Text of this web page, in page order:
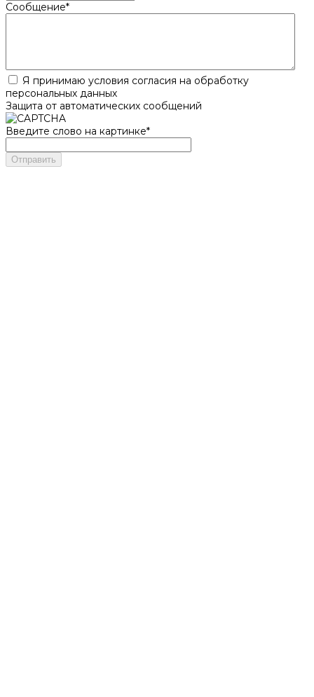
Сообщение*
Я принимаю условия согласия на обработку
персональных данных
Защита от автоматических сообщений
Введите слово на картинке*